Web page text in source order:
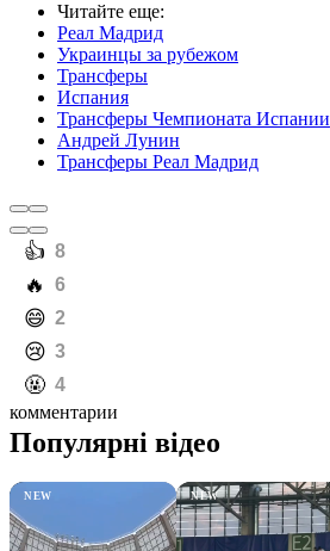
Читайте еще:
Реал Мадрид
Украинцы за рубежом
Трансферы
Испания
Трансферы Чемпионата Испании
Андрей Лунин
Трансферы Реал Мадрид
️👍 8
️🔥 6
️😄 2
️😢 3
️🤬 4
комментарии